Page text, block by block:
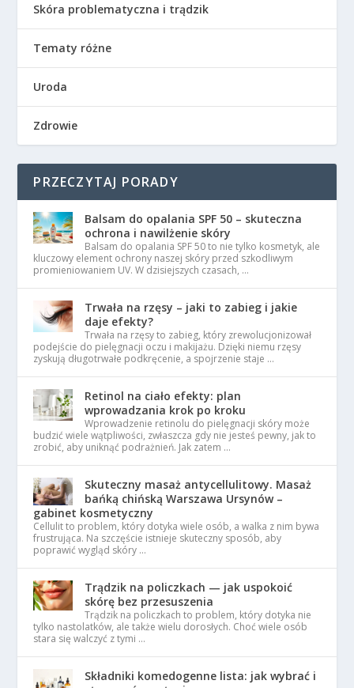
Skóra problematyczna i trądzik
Tematy różne
Uroda
Zdrowie
PRZECZYTAJ PORADY
Balsam do opalania SPF 50 – skuteczna
ochrona i nawilżenie skóry
Balsam do opalania SPF 50 to nie tylko kosmetyk, ale
kluczowy element ochrony naszej skóry przed szkodliwym
promieniowaniem UV. W dzisiejszych czasach, …
Trwała na rzęsy – jaki to zabieg i jakie
daje efekty?
Trwała na rzęsy to zabieg, który zrewolucjonizował
podejście do pielęgnacji oczu i makijażu. Dzięki niemu rzęsy
zyskują długotrwałe podkręcenie, a spojrzenie staje …
Retinol na ciało efekty: plan
wprowadzania krok po kroku
Wprowadzenie retinolu do pielęgnacji skóry może
budzić wiele wątpliwości, zwłaszcza gdy nie jesteś pewny, jak to
zrobić, aby uniknąć podrażnień. Jak zatem …
Skuteczny masaż antycellulitowy. Masaż
bańką chińską Warszawa Ursynów –
gabinet kosmetyczny
Cellulit to problem, który dotyka wiele osób, a walka z nim bywa
frustrująca. Na szczęście istnieje skuteczny sposób, aby
poprawić wygląd skóry …
Trądzik na policzkach — jak uspokoić
skórę bez przesuszenia
Trądzik na policzkach to problem, który dotyka nie
tylko nastolatków, ale także wielu dorosłych. Choć wiele osób
stara się walczyć z tymi …
Składniki komedogenne lista: jak wybrać i